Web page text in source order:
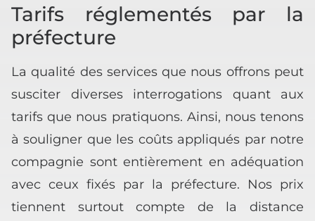
Tarifs réglementés par la
préfecture
La qualité des services que nous offrons peut
susciter diverses interrogations quant aux
tarifs que nous pratiquons. Ainsi, nous tenons
à souligner que les coûts appliqués par notre
compagnie sont entièrement en adéquation
avec ceux fixés par la préfecture. Nos prix
tiennent surtout compte de la distance